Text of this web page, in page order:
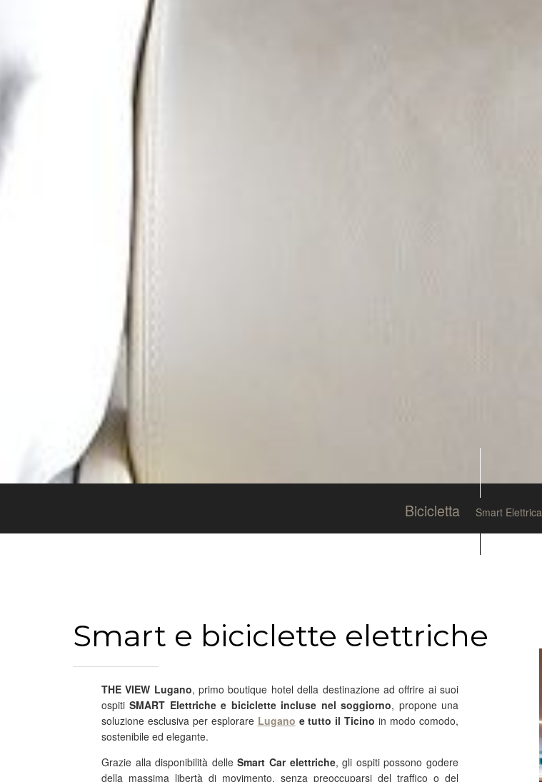
Bicicletta Smart Elettrica
Smart e biciclette elettriche
THE VIEW Lugano, primo boutique hotel della destinazione ad offrire ai suoi
ospitiSMART Elettriche e biciclette incluse nel soggiorno, propone una
soluzione esclusiva per esplorare Lugano e tutto il Ticino in modo comodo,
sostenibile ed elegante.
Grazie alla disponibilità delleSmart Car elettriche, gli ospiti possono godere
della massima libertà di movimento, senza preoccuparsi del traffico o del